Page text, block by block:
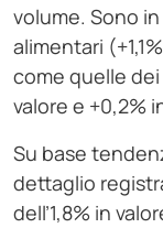
volume. Sono
alimentari
come quelle
valore e +0,2%
Su base
dettaglio
dell’1,8% in